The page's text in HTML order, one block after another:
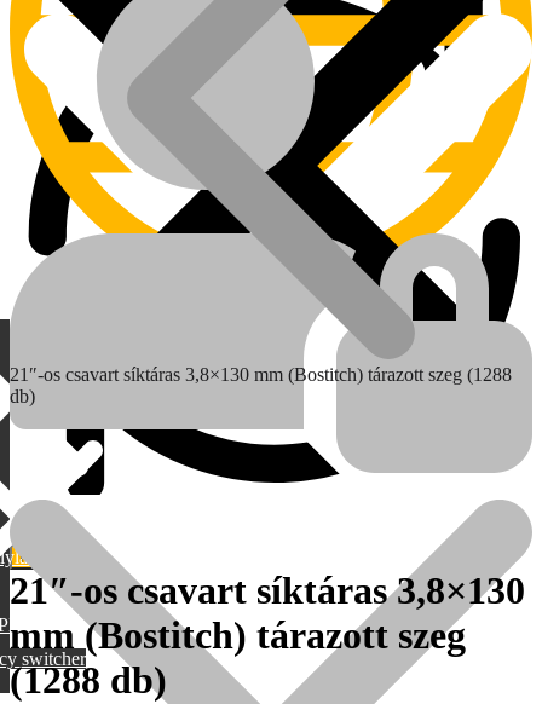
Márkák
MAX
switcher
21″-os csavart síktáras 3,8×130 mm (Bostitch) tárazott szeg (1288
db)
21″-os csavart síktáras 3,8×130
mm (Bostitch) tárazott szeg
(1288 db)